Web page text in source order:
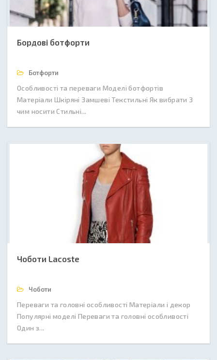
Бордові ботфорти
Ботфорти
Особливості та переваги Моделі ботфортів
Матеріали Шкіряні Замшеві Текстильні Як вибрати З
чим носити Стильні...
Чоботи Lacoste
Чоботи
Переваги та головні особливості Матеріали і декор
Популярні моделі Переваги та головні особливості
Один з...